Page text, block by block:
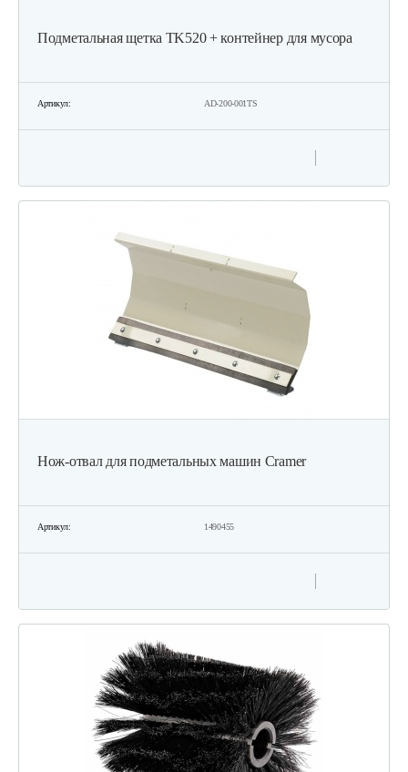
Подметальная щетка TK520 + контейнер для мусора
Артикул: AD-200-001TS
Нож-отвал для подметальных машин Cramer
Артикул: 1490455